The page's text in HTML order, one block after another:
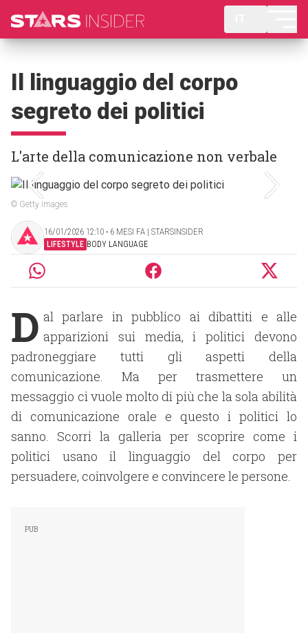
Il linguaggio del corpo
segreto dei politici
L'arte della comunicazione non verbale
© Getty Images
16/01/2026 12:10 ‧ 6 MESI FA | STARSINSIDER
LIFESTYLE BODY LANGUAGE
D al parlare in pubblico ai dibattiti e alle
apparizioni sui media, i politici devono
padroneggiare tutti gli aspetti della
comunicazione. Ma per trasmettere un
messaggio ci vuole molto di più che la sola abilità
di comunicazione orale e questo i politici lo
sanno. Scorri la galleria per scoprire come i
politici usano il linguaggio del corpo per
persuadere, coinvolgere e convincere le persone.